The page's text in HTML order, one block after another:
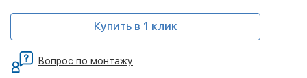
Купить в 1 клик
Вопрос по монтажу